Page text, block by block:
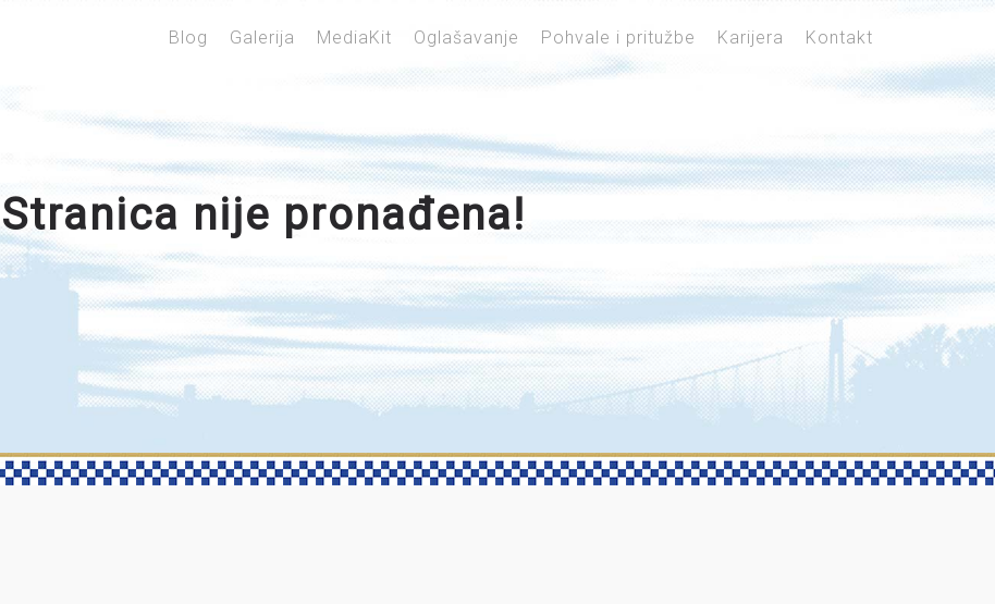
Blog Galerija MediaKit Oglašavanje Pohvale i pritužbe Karijera Kontakt
Stranica nije pronađena!